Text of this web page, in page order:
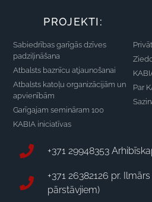
PROJEKTI:
Sabiedrības garīgās dzīves
padziļināšana
Atbalsts baznīcu atjaunošanai
Atbalsts katoļu organizācijām un
apvienībām
Garīgajam semināram 100
KABIA iniciatīvas
Par
+371 29948353
+371 26382126 pr.
pārstāvjiem)